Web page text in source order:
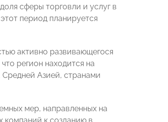
сферы торговли и услуг в
период планируется
активно развивающегося
регион находится на
Средней Азией, странами
мер, направленных на